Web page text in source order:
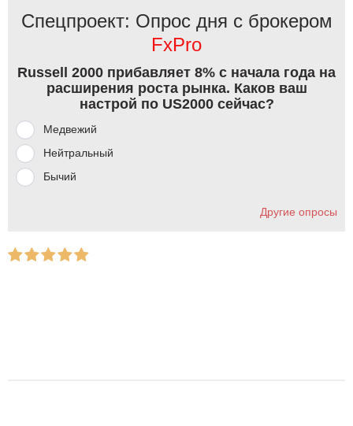
Спецпроект: Опрос дня с брокером
FxPro
Russell 2000 прибавляет 8% с начала года на
расширения роста рынка. Каков ваш
настрой по US2000 сейчас?
Медвежий
Нейтральный
Бычий
Другие опросы